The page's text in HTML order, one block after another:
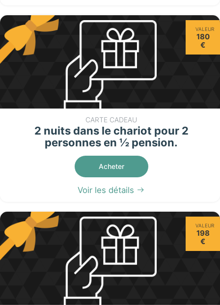
VALEUR
180
€
CARTE CADEAU
2 nuits dans le chariot pour 2
personnes en ½ pension.
Acheter
Voir les détails
VALEUR
198
€